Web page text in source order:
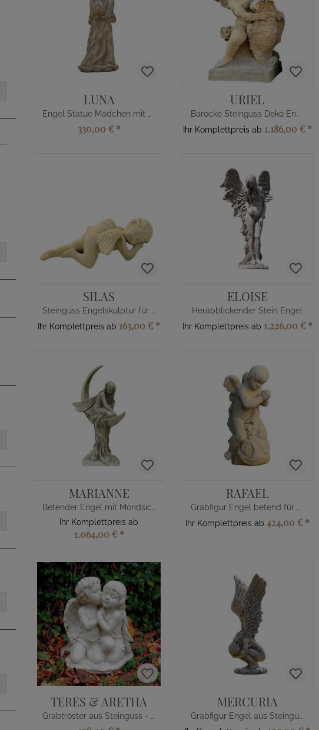
LUNA
Engel Statue Mädchen mit Taube
330,00 € *
URIEL
Barocke Steinguss Deko Engel Statue groß
Ihr Komplettpreis ab 1.186,00 € *
SILAS
Steinguss Engelskulptur für den Friedhof
Ihr Komplettpreis ab 163,00 € *
ELOISE
Herabblickender Stein Engel
Ihr Komplettpreis ab 1.226,00 € *
MARIANNE
Betender Engel mit Mondsichel
Ihr Komplettpreis ab
1.064,00 € *
RAFAEL
Grabfigur Engel betend für Doppelgräber
Ihr Komplettpreis ab 424,00 € *
TERES & ARETHA
Grabtröster aus Steinguss - zwei Engel
MERCURIA
Grabfigur Engel aus Steinguss